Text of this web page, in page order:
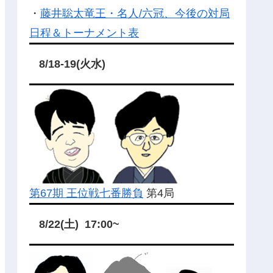
・ 藤井聡太竜王・名人/六冠、今後の対局
日程＆トーナメント表
8/18-19(火水)
第67期 王位戦七番勝負 第4局
8/22(土) 17:00~